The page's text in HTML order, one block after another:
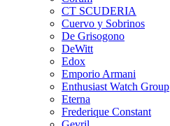
CT SCUDERIA
Cuervo y Sobrinos
De Grisogono
DeWitt
Edox
Emporio Armani
Enthusiast Watch Group
Eterna
Frederique Constant